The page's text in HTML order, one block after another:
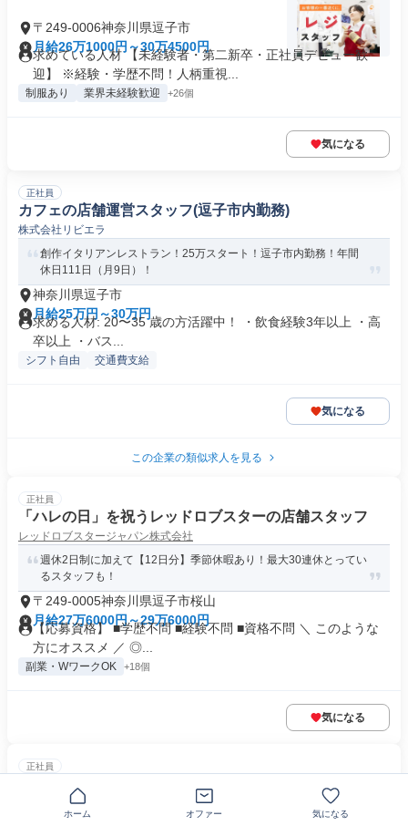
〒249-0006神奈川県逗子市
月給26万1000円～30万4500円
求めている人材 【未経験者・第二新卒・正社員デビュー歓
迎】 ※経験・学歴不問！人柄重視...
制服あり 業界未経験歓迎 +26個
気になる
正社員
カフェの店舗運営スタッフ(逗子市内勤務)
株式会社リビエラ
創作イタリアンレストラン！25万スタート！逗子市内勤務！年間
休日111日（月9日）！
神奈川県逗子市
月給25万円～30万円
求める人材: 20〜35 歳の方活躍中！ ・飲食経験3年以上 ・高
卒以上 ・バス...
シフト自由 交通費支給
気になる
この企業の類似求人を見る
正社員
「ハレの日」を祝うレッドロブスターの店舗スタッフ
レッドロブスタージャパン株式会社
週休2日制に加えて【12日分】季節休暇あり！最大30連休とってい
るスタッフも！
〒249-0005神奈川県逗子市桜山
月給27万6000円～29万6000円
【応募資格】 ■学歴不問 ■経験不問 ■資格不問 ＼ このような
方にオススメ ／ ◎...
副業・WワークOK +18個
気になる
正社員
株式会社大戸屋ホールディングス
ホーム オファー 気になる